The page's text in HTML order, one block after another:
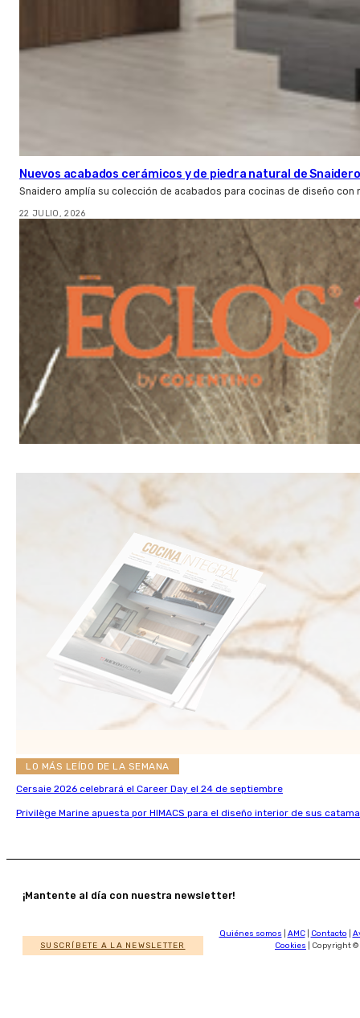
Nuevos acabados cerámicos y de piedra natural de Snaidero
Snaidero amplía su colección de acabados para cocinas de diseño
22 JULIO, 2026
LO MÁS LEÍDO DE LA SEMANA
Cersaie 2026 celebrará el Career Day el 24 de septiembre
Privilège Marine apuesta por HIMACS para el diseño interior de sus
¡Mantente al día con nuestra newsletter!
SUSCRÍBETE A LA NEWSLETTER
Quiénes somos AMC| Contacto
Cookies | Copyright